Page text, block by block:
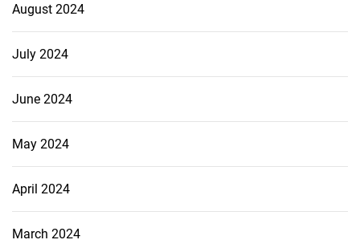
August 2024
July 2024
June 2024
May 2024
April 2024
March 2024